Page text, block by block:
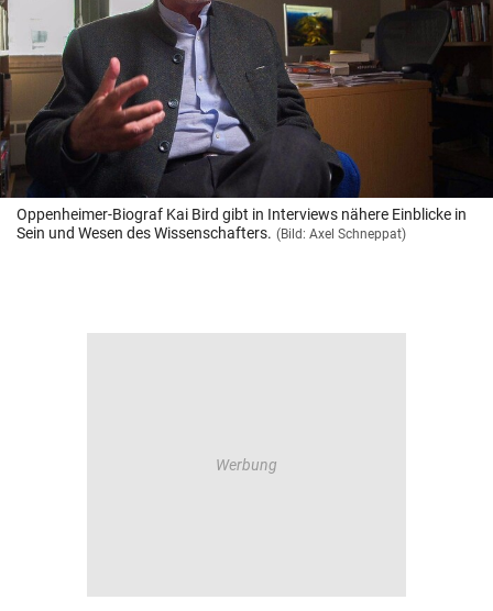
Oppenheimer-Biograf Kai Bird gibt in Interviews nähere Einblicke in
Sein und Wesen des Wissenschafters. (Bild: Axel Schneppat)